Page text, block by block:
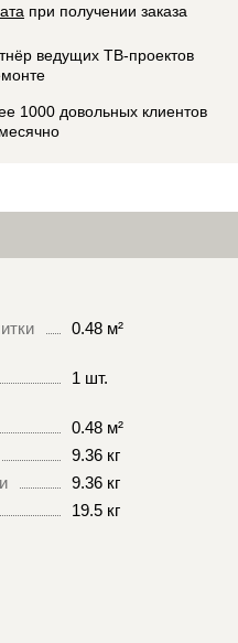
при получении заказа
ведущих ТВ-проектов
1000 довольных клиентов
0.48 м²
1 шт.
0.48 м²
9.36 кг
9.36 кг
19.5 кг